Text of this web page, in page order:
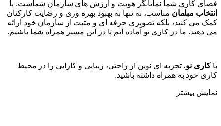
فضای کاری شما نمایانگر هویت و ارزش های سازمان شماست. با
انتخاب مبلمان مناسب، نه تنها به بهبود بهره وری و رضایت کارکنان
کمک می کنید، بلکه تصویری حرفه ای و مثبت از سازمان خود ارائه
می دهید. ما در کاری نو آماده ایم تا در این مسیر همراه شما باشیم.
باکاری نو، تجربه ای نوین از راحتی، زیبایی و کارایی را در محیط
کاری خود به همراه داشته باشید.
نمایش بیشتر